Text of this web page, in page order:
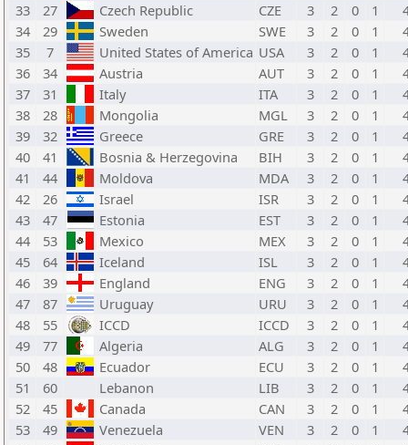
33
27 Czech Republic CZE 3 2 0 1
34
29 Sweden SWE 3 2 0 1
35
7 United States of America USA 3 2 0 1
36
34 Austria AUT 3 2 0 1
37
31 Italy ITA 3 2 0 1
38
28 Mongolia MGL 3 2 0 1
39
32 Greece GRE 3 2 0 1
40
41 Bosnia & Herzegovina BIH 3 2 0 1
41
44 Moldova MDA 3 2 0 1
42
26 Israel ISR 3 2 0 1
43
47 Estonia EST 3 2 0 1
44
53 Mexico MEX 3 2 0 1
45
64 Iceland ISL 3 2 0 1
46
39 England ENG 3 2 0 1
47
87 Uruguay URU 3 2 0 1
48
55 ICCD ICCD 3 2 0 1
49
77 Algeria ALG 3 2 0 1
50
48 Ecuador ECU 3 2 0 1
51
60 Lebanon LIB 3 2 0 1
52
45 Canada CAN 3 2 0 1
53
49 Venezuela VEN 3 2 0 1